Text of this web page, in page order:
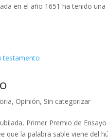
en el año 1651 ha tenido
, Opinión, Sin categorizar
Primer Premio de
que la palabra sable viene del